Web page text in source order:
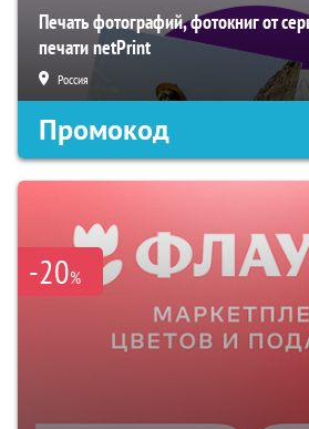
Печать фотографий, фотокниг от
печати netPrint
Россия
Промокод
-20%